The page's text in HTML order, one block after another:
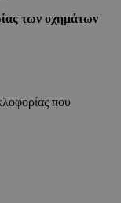
των οχημάτων
που